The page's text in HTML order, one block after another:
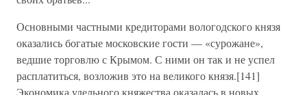
Основными частными кредиторами вологодского князя
оказались богатые московские гости — «сурожане»,
ведшие торговлю с Крымом. С ними он так и не успел
расплатиться, возложив это на великого князя.[141]
Экономика удельного княжества оказалась в новых